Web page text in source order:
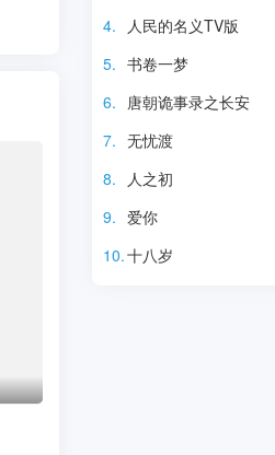
Guo 杨紫嫣
平 李天柱 赵
晨浩宇
4.
人民的名义TV版
5. 书卷一梦
6. 唐朝诡事录之长安
7. 无忧渡
8.
人之初
9. 爱你
10.十八岁